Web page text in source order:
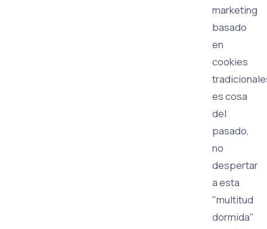
marketing
basado
en
cookies
es cosa
del
pasado,
no
despertar
a esta
"multitud
dormida"